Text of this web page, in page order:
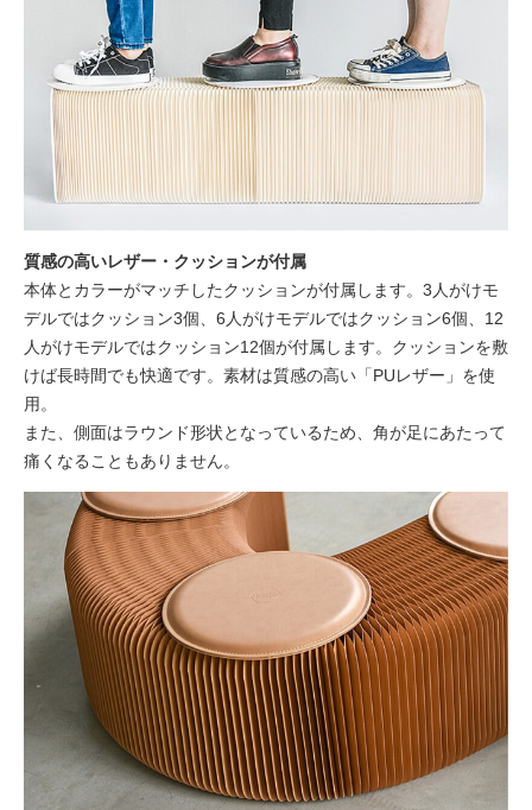
質感の高いレザー・クッションが付属
本体とカラーがマッチしたクッションが付属します。3人がけモ
デルではクッション3個、6人がけモデルではクッション6個、12
人がけモデルではクッション12個が付属します。クッションを敷
けば長時間でも快適です。素材は質感の高い「PUレザー」を使
用。
また、側面はラウンド形状となっているため、角が足にあたって
痛くなることもありません。